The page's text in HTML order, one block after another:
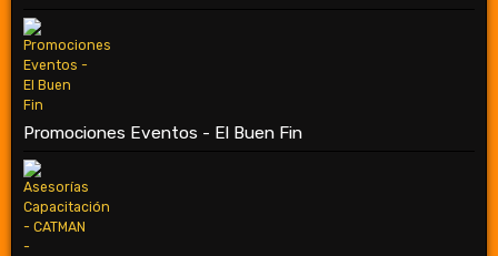
Promociones Eventos - El Buen Fin